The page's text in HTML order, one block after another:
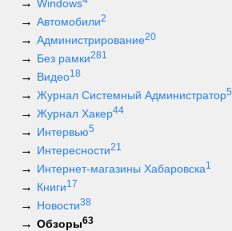
Windows
Автомобили2
Администрирование20
Без рамки281
Видео18
Журнал Системный Администратор5
Журнал Хакер44
Интервью5
Интересности21
Интернет-магазины Хабаровска1
Книги17
Новости38
Обзоры63